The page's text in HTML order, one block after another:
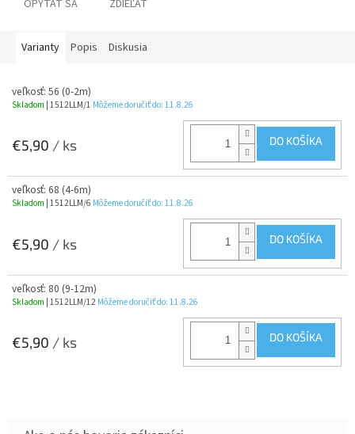
OPÝTAŤ SA ZDIEĽAŤ
Varianty Popis Diskusia
veľkosť: 56 (0-2m)
Skladom | 1512LLM/1 Môžeme doručiť do: 11.8.26
€5,90 / ks DO KOŠÍKA
veľkosť: 68 (4-6m)
Skladom | 1512LLM/6 Môžeme doručiť do: 11.8.26
€5,90 / ks DO KOŠÍKA
veľkosť: 80 (9-12m)
Skladom | 1512LLM/12 Môžeme doručiť do: 11.8.26
€5,90 / ks DO KOŠÍKA